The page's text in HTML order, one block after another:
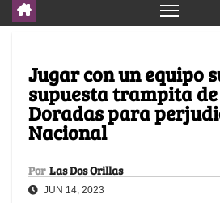
Jugar con un equipo
supuesta trampita
Doradas para
Nacional
Por Las Dos Orillas
JUN 14, 2023